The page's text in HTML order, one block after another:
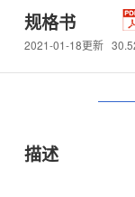
规格书
2021-01-18更新
描述